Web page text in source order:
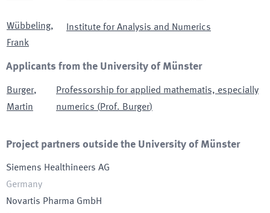
Wübbeling,
Frank
Institute for Analysis and Numerics
Applicants from the University of Münster
Burger,
Martin
Professorship for applied mathematis, especially
numerics (Prof. Burger)
Project partners outside the University of Münster
Siemens Healthineers AG
Germany
Novartis Pharma GmbH